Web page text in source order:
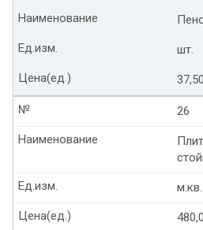
Наименование
шт.
Ед.изм.
Цена(ед.)
26
№
Наименование
м.кв.
Ед.изм.
Цена(ед.)